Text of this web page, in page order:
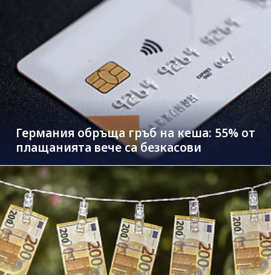
Германия обръща гръб на кеша: 55% от
плащанията вече са безкасови